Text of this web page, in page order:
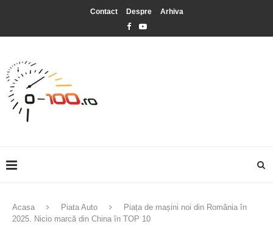
Contact Despre Arhiva
Acasa Piata Auto
Piața de mașini noi din România în
2025. Nicio marcă din China în TOP 10